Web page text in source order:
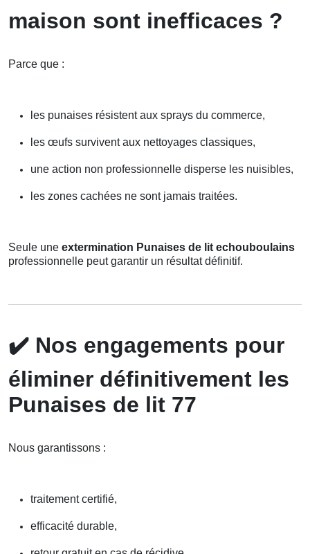
maison sont inefficaces ?
Parce que :
les punaises résistent aux sprays du commerce,
les œufs survivent aux nettoyages classiques,
une action non professionnelle disperse les nuisibles,
les zones cachées ne sont jamais traitées.
Seule une extermination Punaises de lit echouboulains
professionnelle peut garantir un résultat définitif.
✔️ Nos engagements pour
éliminer définitivement les
Punaises de lit 77
Nous garantissons :
traitement certifié,
efficacité durable,